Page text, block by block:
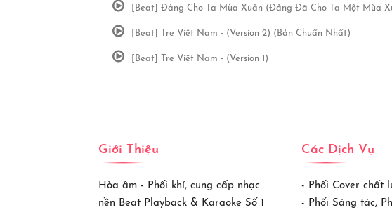
[Beat] Đảng Cho Ta Mùa Xuân (Đảng Đã Cho Ta Một Mùa
[Beat] Tre Việt Nam - (Version 2) (Bản Chuẩn Nhất)
[Beat] Tre Việt Nam - (Version 1)
Giới Thiệu
Hòa âm - Phối khí, cung cấp nhạc
nền Beat Playback & Karaoke Số 1
Các Dịch Vụ
- Phối Cover chất
- Phối Sáng tác,